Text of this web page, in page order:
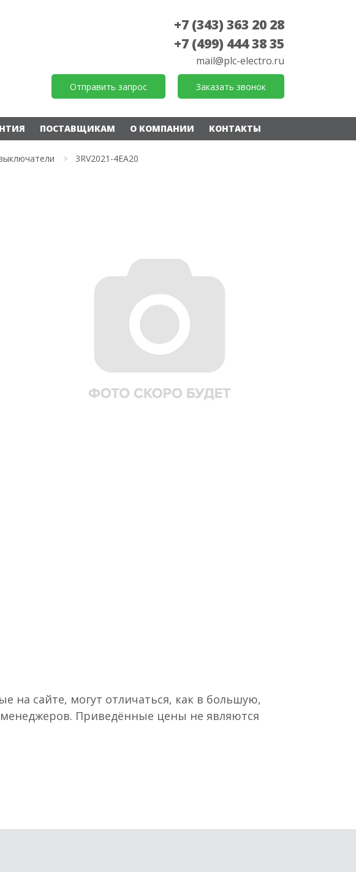
+7 (343) 363 20 28
+7 (499) 444 38 35
mail@plc-electro.ru
Отправить запрос Заказать звонок
ПОСТАВЩИКАМ О КОМПАНИИ КОНТАКТЫ
> 3RV2021-4EA20
на сайте, могут отличаться, как в большую,
Приведённые цены не являются